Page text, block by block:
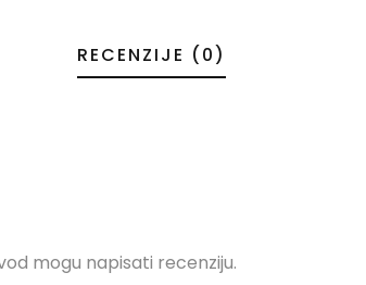
RECENZIJE (0)
mogu napisati recenziju.